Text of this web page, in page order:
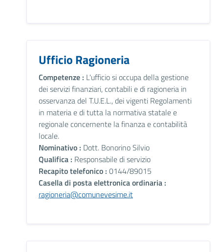
Ufficio Ragioneria
Competenze : L'ufficio si occupa della gestione
dei servizi finanziari, contabili e di ragioneria in
osservanza del T.U.E.L., dei vigenti Regolamenti
in materia e di tutta la normativa statale e
regionale concernente la finanza e contabilità
locale.
Nominativo : Dott. Bonorino Silvio
Qualifica : Responsabile di servizio
Recapito telefonico : 0144/89015
Casella di posta elettronica ordinaria :
ragioneria@comunevesime.it